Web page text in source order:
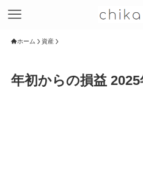
ホーム 資産
年初からの損益 2025